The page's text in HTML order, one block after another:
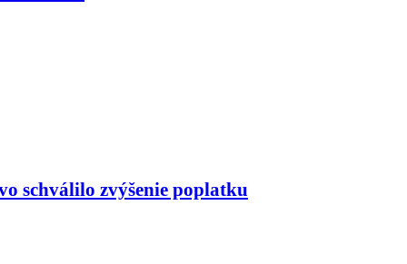
schválilo zvýšenie poplatku